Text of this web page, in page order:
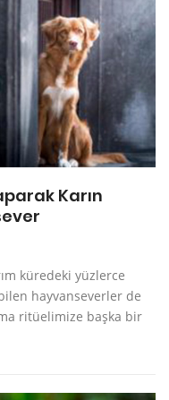
Karın
küredeki yüzlerce
hayvanseverler de
ritüelimize başka bir